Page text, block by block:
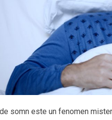
somn este un fenomen